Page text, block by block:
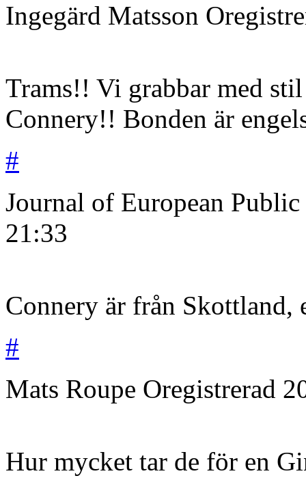
Ingegärd Matsson
Trams!! Vi grabbar med
Connery!! Bonden är
#
Journal of European
21:33
Connery är från Skottland,
#
Mats Roupe Oregistrerad
Hur mycket tar de för en